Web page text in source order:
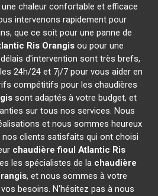
chaleur confortable et efficace
intervenons rapidement pour
que ce soit pour une panne de
Ris Orangis ou pour une
d'intervention sont très brefs,
24h/24 et 7j/7 pour vous aider en
compétitifs pour les chaudières
sont adaptés à votre budget, et
sur tous nos services. Nous
et nous sommes heureux
nos clients satisfaits qui ont choisi
chaudière fioul Atlantic Ris
les spécialistes de la chaudière
, et nous sommes à votre
besoins. N'hésitez pas à nous